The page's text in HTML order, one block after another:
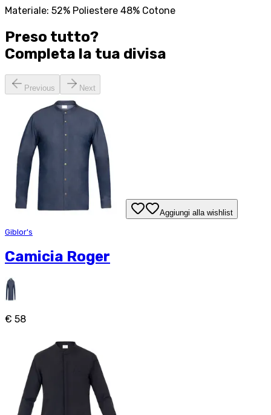
Materiale: 52% Poliestere 48% Cotone
Preso tutto?
Completa la tua divisa
Previous Next
Aggiungi alla wishlist
Giblor's
Camicia Roger
€ 58